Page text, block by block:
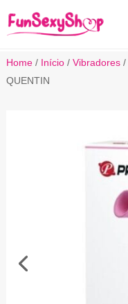
Home/ Início/ Vibradores/
QUENTIN